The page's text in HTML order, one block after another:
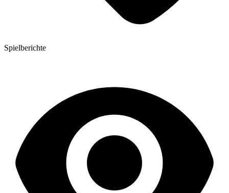
Spielberichte